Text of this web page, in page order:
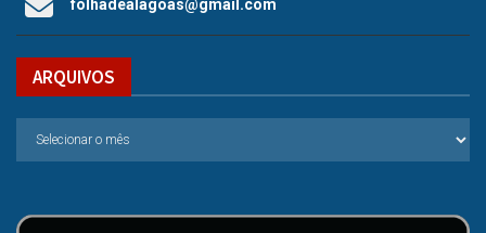
folhadealagoas@gmail.com
ARQUIVOS